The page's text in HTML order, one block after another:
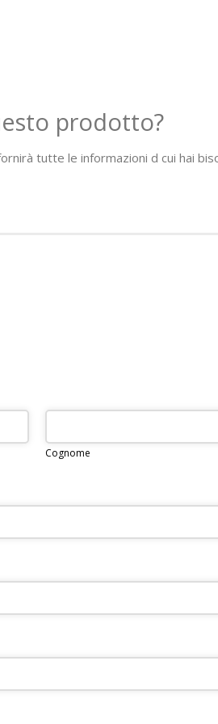
prodotto?
tutte le informazioni d cui hai
Cognome